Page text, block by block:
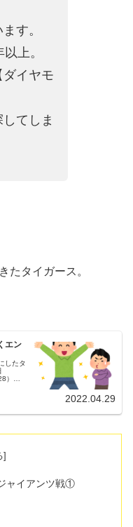
す。
上。
イヤモ
てしま
たタイガース。
エン
したタ
）
2022.04.29
ャイアンツ戦①